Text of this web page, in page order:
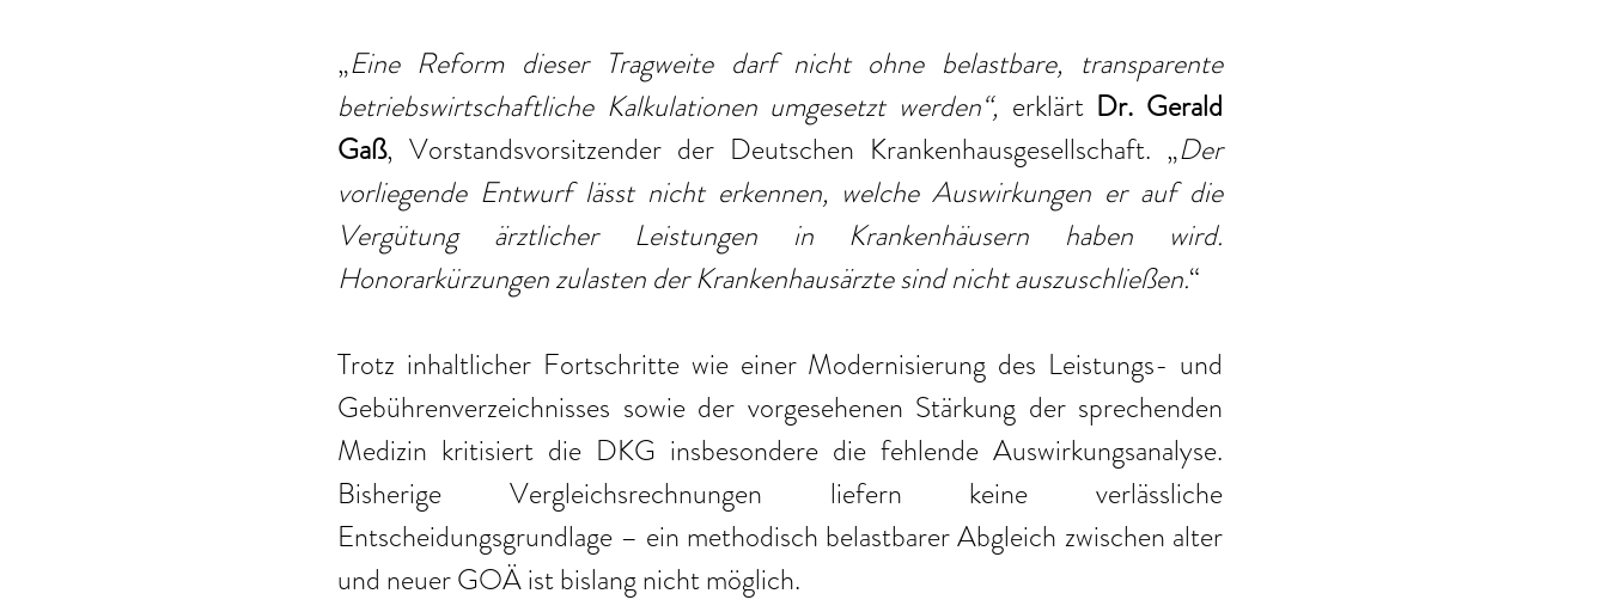
„Eine Reform dieser Tragweite darf nicht ohne belastbare, transparente
betriebswirtschaftliche Kalkulationen umgesetzt werden“, erklärt Dr. Gerald
Gaß, Vorstandsvorsitzender der Deutschen Krankenhausgesellschaft. „Der
vorliegende Entwurf lässt nicht erkennen, welche Auswirkungen er auf die
Vergütung ärztlicher Leistungen in Krankenhäusern haben wird.
Honorarkürzungen zulasten der Krankenhausärzte sind nicht auszuschließen.“
Trotz inhaltlicher Fortschritte wie einer Modernisierung des Leistungs- und
Gebührenverzeichnisses sowie der vorgesehenen Stärkung der sprechenden
Medizin kritisiert die DKG insbesondere die fehlende Auswirkungsanalyse.
Bisherige Vergleichsrechnungen liefern keine verlässliche
Entscheidungsgrundlage – ein methodisch belastbarer Abgleich zwischen alter
und neuer GOÄ ist bislang nicht möglich.